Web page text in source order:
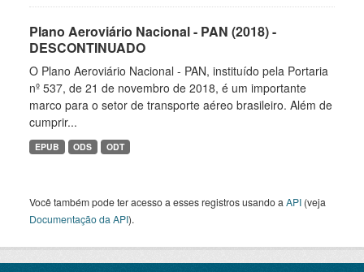
Plano Aeroviário Nacional - PAN (2018) -
DESCONTINUADO
O Plano Aeroviário Nacional - PAN, instituído pela Portaria
nº 537, de 21 de novembro de 2018, é um importante
marco para o setor de transporte aéreo brasileiro. Além de
cumprir...
EPUB ODS ODT
Você também pode ter acesso a esses registros usando a API (veja
Documentação da API).